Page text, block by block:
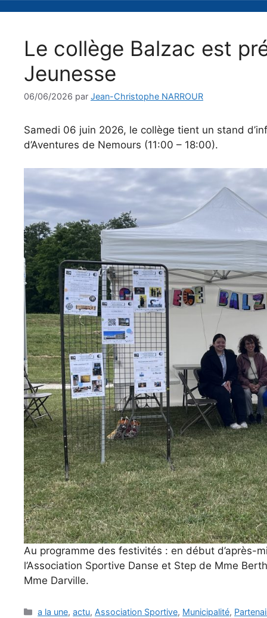
Le collège Balzac est
Jeunesse
06/06/2026 par Jean-Christophe NARROUR
Samedi 06 juin 2026, le collège tient un stand
d’Aventures de Nemours (11:00 – 18:00).
Au programme des festivités : en début d’après-
l’Association Sportive Danse et Step de Mme
Mme Darville.
Catégories
a la une,actu, Association Sportive, Municipalité,